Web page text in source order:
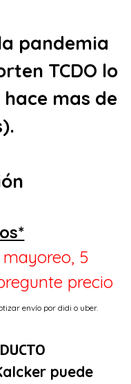
pandemia
TCDO lo
mas de
5
unte precio
envío por didi o uber.
puede